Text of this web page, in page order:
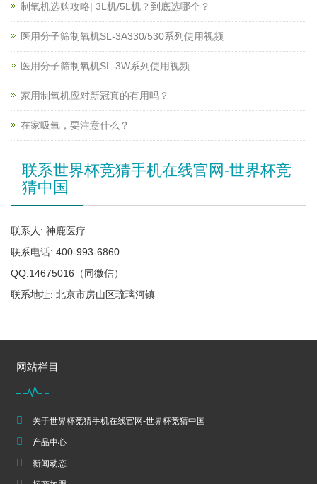
制氧机选购攻略| 3L机/5L机？到底选哪个？
医用分子筛制氧机SL-3A330/530系列使用视频
医用分子筛制氧机SL-3W系列使用视频
家用制氧机应对新冠真的有用吗？
在家吸氧，要注意什么？
联系世界杯竞猜手机在线官网-世界杯竞
猜中国
联系人: 神鹿医疗
联系电话: 400-993-6860
QQ:14675016（同微信）
联系地址: 北京市房山区琉璃河镇
网站栏目
关于世界杯竞猜手机在线官网-世界杯竞猜中国
产品中心
新闻动态